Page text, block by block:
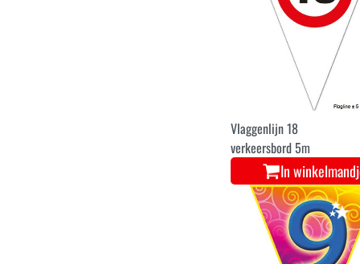
Vlaggenlijn 18
verkeersbord 5m
In